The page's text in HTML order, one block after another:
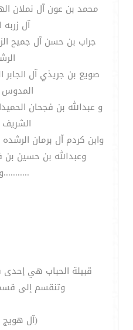
محمد بن عون آل نملان
آل
جراب بن حسن آل جميح
صويع بن جريذي آل
المدوس
و عبدالله بن فجحان
وابن كردم آل برمان
وعبدالله بن حسين
قبيلة الحباب هي
وتنقسم إلى
(آل